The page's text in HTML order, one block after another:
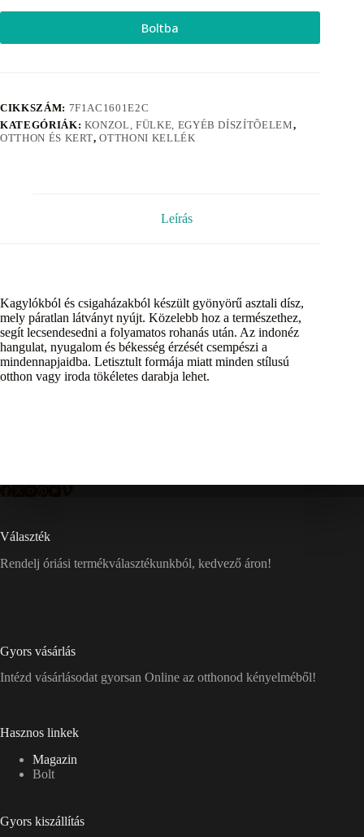
Boltba
CIKKSZÁM: 7F1AC1601E2C
KATEGÓRIÁK: KONZOL, FÜLKE, EGYÉB DÍSZÍTÕELEM,
OTTHON ÉS KERT,OTTHONI KELLÉK
Leírás
Kagylókból és csigaházakból készült gyönyörű asztali dísz,
mely páratlan látványt nyújt. Közelebb hoz a természethez,
segít lecsendesedni a folyamatos rohanás után. Az indonéz
hangulat, nyugalom és békesség érzését csempészi a
mindennapjaidba. Letisztult formája miatt minden stílusú
otthon vagy iroda tökéletes darabja lehet.
Választék
Rendelj óriási termékválasztékunkból, kedvező áron!
Gyors vásárlás
Intézd vásárlásodat gyorsan Online az otthonod kényelméből!
Hasznos linkek
Magazin
Bolt
Gyors kiszállítás